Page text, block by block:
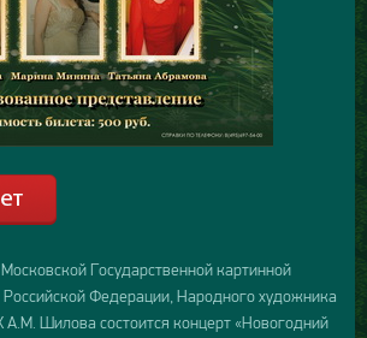
Государственной картинной
Российской Федерации, Народного художника
Шилова состоится концерт «Новогодний